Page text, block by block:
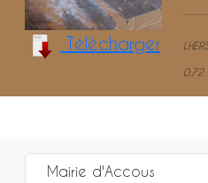
Télécharger
0.72
Mairie d'Accous